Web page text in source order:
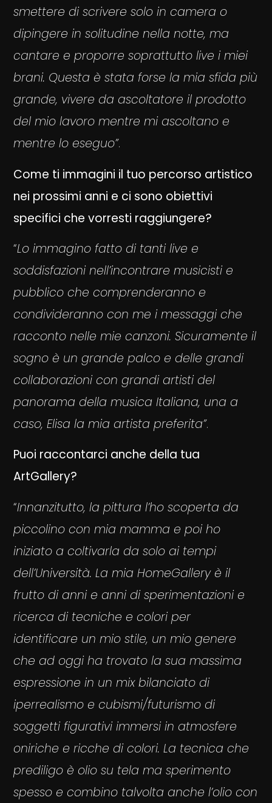
smettere di scrivere solo in camera o
dipingere in solitudine nella notte, ma
cantare e proporre soprattutto live i miei
brani. Questa è stata forse la mia sfida più
grande, vivere da ascoltatore il prodotto
del mio lavoro mentre mi ascoltano e
mentre lo eseguo”.
Come ti immagini il tuo percorso artistico
nei prossimi anni e ci sono obiettivi
specifici che vorresti raggiungere?
“Lo immagino fatto di tanti live e
soddisfazioni nell’incontrare musicisti e
pubblico che comprenderanno e
condivideranno con me i messaggi che
racconto nelle mie canzoni. Sicuramente il
sogno è un grande palco e delle grandi
collaborazioni con grandi artisti del
panorama della musica Italiana, una a
caso, Elisa la mia artista preferita”.
Puoi raccontarci anche della tua
ArtGallery?
“Innanzitutto, la pittura l’ho scoperta da
piccolino con mia mamma e poi ho
iniziato a coltivarla da solo ai tempi
dell’Università. La mia HomeGallery è il
frutto di anni e anni di sperimentazioni e
ricerca di tecniche e colori per
identificare un mio stile, un mio genere
che ad oggi ha trovato la sua massima
espressione in un mix bilanciato di
iperrealismo e cubismi/futurismo di
soggetti figurativi immersi in atmosfere
oniriche e ricche di colori. La tecnica che
prediligo è olio su tela ma sperimento
spesso e combino talvolta anche l’olio con